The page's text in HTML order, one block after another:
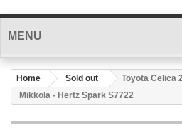
MENU
Home Sold out
Toyota Celica
Mikkola - Hertz Spark S7722